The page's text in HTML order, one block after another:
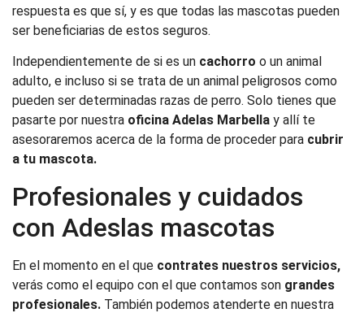
respuesta es que sí, y es que todas las mascotas pueden
ser beneficiarias de estos seguros.
Independientemente de si es un cachorro o un animal
adulto, e incluso si se trata de un animal peligrosos como
pueden ser determinadas razas de perro. Solo tienes que
pasarte por nuestra oficina Adelas Marbella y allí te
asesoraremos acerca de la forma de proceder para cubrir
a tu mascota.
Profesionales y cuidados
con Adeslas mascotas
En el momento en el que contrates nuestros servicios,
verás como el equipo con el que contamos son grandes
profesionales. También podemos atenderte en nuestra